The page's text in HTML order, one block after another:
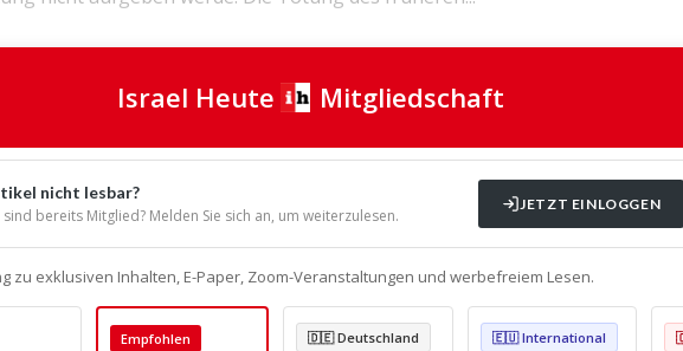
Israel Heute Mitgliedschaft
nicht lesbar?
sind bereits Mitglied? Melden Sie sich an, um weiterzulesen.
JETZT EINLOGGEN
zu exklusiven Inhalten, E-Paper, Zoom-Veranstaltungen und werbefreiem Lesen.
Empfohlen 🇩🇪 Deutschland 🇪🇺 International